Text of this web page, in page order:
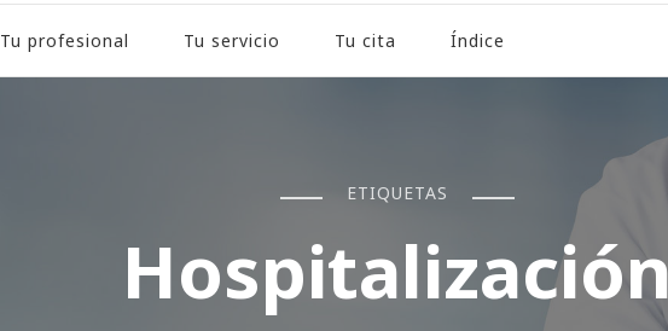
Tu profesional Tu servicio Tu cita Índice
ETIQUETAS